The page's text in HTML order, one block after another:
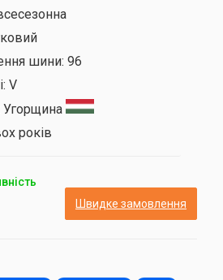
шини: 96
V
Угорщина
років
Швидке замовлення